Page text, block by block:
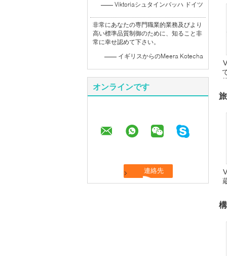
—— Viktoriaシュタインバッハ ドイツ
非常にあなたの専門職業的業務及びより
高い標準品質制御のために、知ること非
常に幸せ認めて下さい。
—— イギリスからのMeera Kotecha
オンラインです